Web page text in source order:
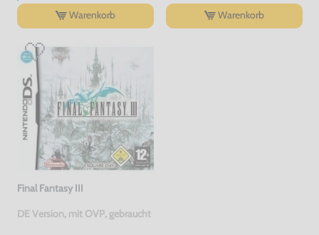
Warenkorb Warenkorb
Final Fantasy III
DE Version, mit OVP, gebraucht